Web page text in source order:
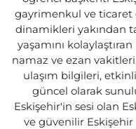
gayrimenkul ve
dinamikleri yakından
yaşamını
namaz ve ezan
ulaşım bilgileri,
güncel olarak
Eskişehir'in sesi olan
ve güvenilir